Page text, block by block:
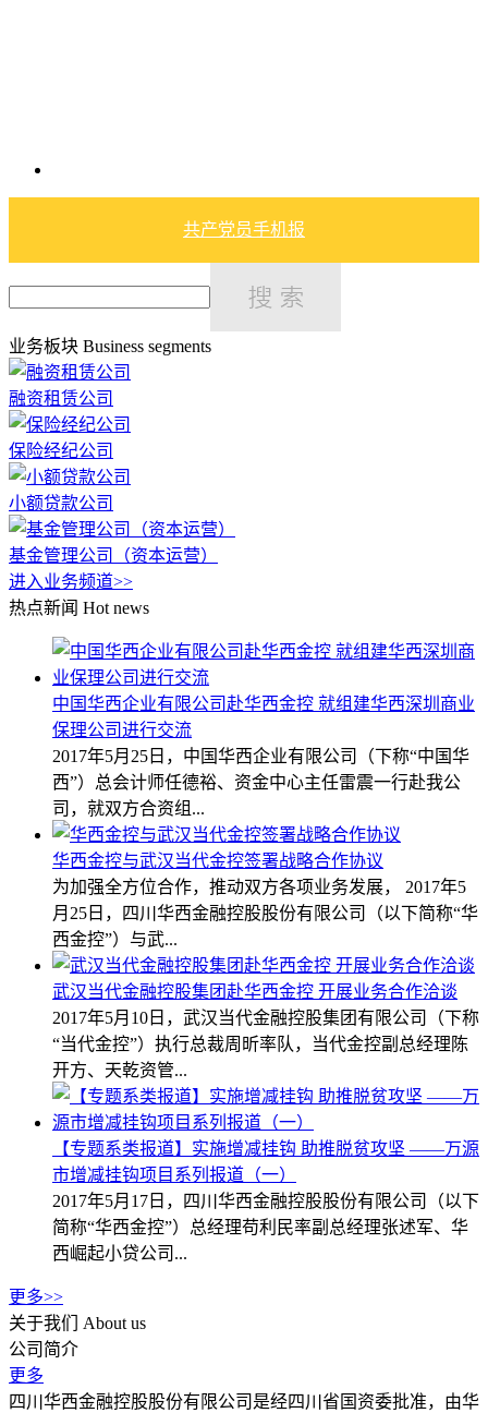
共产党员手机报
业务板块 Business segments
融资租赁公司
保险经纪公司
小额贷款公司
基金管理公司（资本运营）
进入业务频道>>
热点新闻 Hot news
中国华西企业有限公司赴华西金控 就组建华西深圳商业
保理公司进行交流
2017年5月25日，中国华西企业有限公司（下称“中国华
西”）总会计师任德裕、资金中心主任雷震一行赴我公
司，就双方合资组...
华西金控与武汉当代金控签署战略合作协议
为加强全方位合作，推动双方各项业务发展， 2017年5
月25日，四川华西金融控股股份有限公司（以下简称“华
西金控”）与武...
武汉当代金融控股集团赴华西金控 开展业务合作洽谈
2017年5月10日，武汉当代金融控股集团有限公司（下称
“当代金控”）执行总裁周昕率队，当代金控副总经理陈
开方、天乾资管...
【专题系类报道】实施增减挂钩 助推脱贫攻坚 ——万源
市增减挂钩项目系列报道（一）
2017年5月17日，四川华西金融控股股份有限公司（以下
简称“华西金控”）总经理苟利民率副总经理张述军、华
西崛起小贷公司...
更多>>
关于我们
About us
公司简介
更多
四川华西金融控股股份有限公司是经四川省国资委批准，由华